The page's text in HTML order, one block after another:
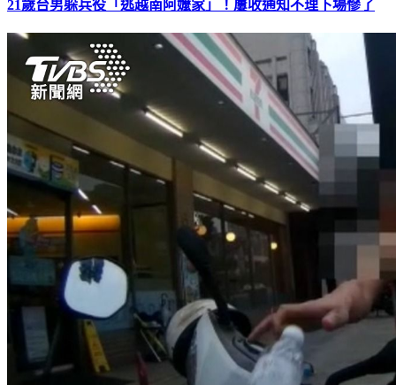
21歲台男躲兵役「逃越南阿嬤家」！屢收通知不理下場慘了